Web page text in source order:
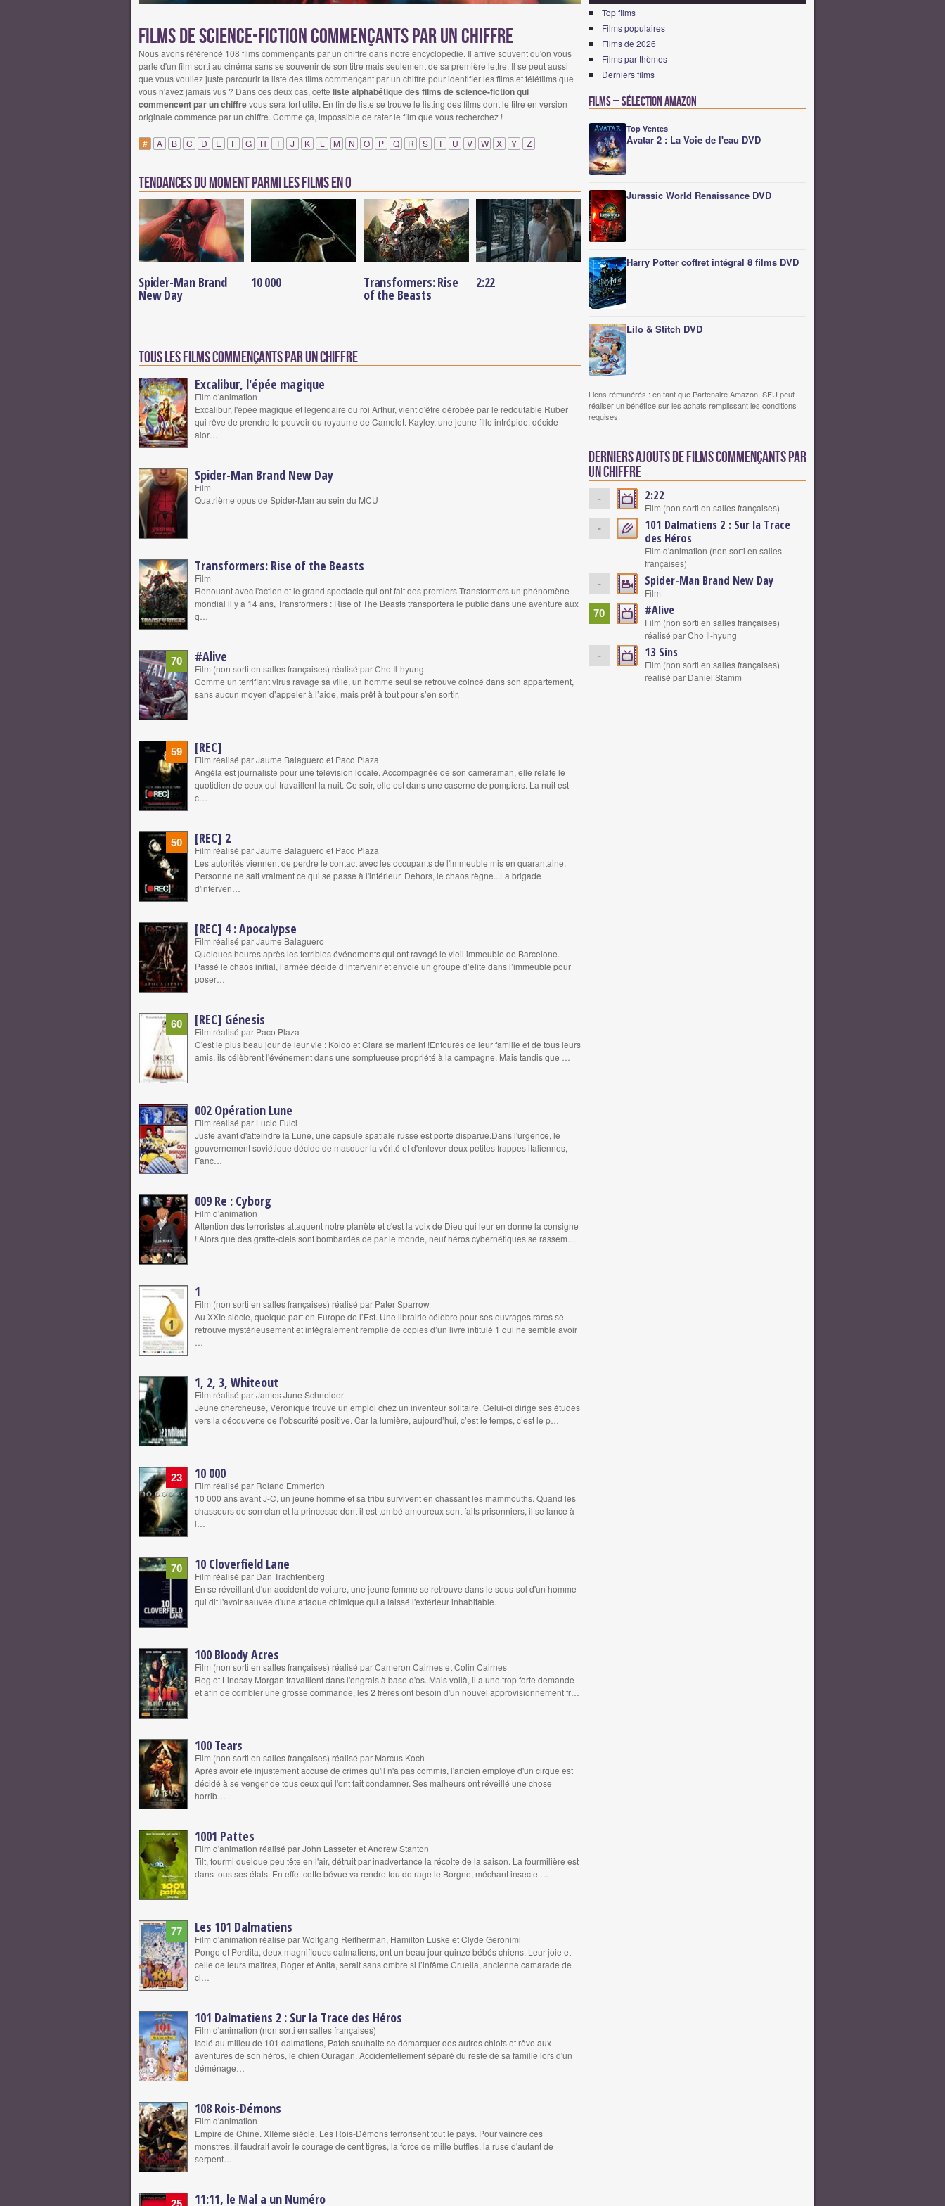
Films de science-fiction commençants par un chiffre
Nous avons référencé 108 films commençants par un chiffre dans notre encyclopédie. Il arrive souvent qu'on vous
parle d'un film sorti au cinéma sans se souvenir de son titre mais seulement de sa première lettre. Il se peut aussi
que vous vouliez juste parcourir la liste des films commençant par un chiffre pour identifier les films et téléfilms que
vous n'avez jamais vus ? Dans ces deux cas, cette liste alphabétique des films de science-fiction qui
commencent par un chiffrevous sera fort utile. En fin de liste se trouve le listing des films dont le titre en version
originale commence par un chiffre. Comme ça, impossible de rater le film que vous recherchez !
# A B C D E F G H I J K L M N O P Q R S T U V W X Y Z
Tendances du moment parmi les films en 0
Spider-Man Brand
New Day
10 000 Transformers: Rise
of the Beasts
2:22
Tous les films commençants par un chiffre
Excalibur, l'épée magique
Film d'animation
Excalibur, l'épée magique et légendaire du roi Arthur, vient d'être dérobée par le redoutable Ruber
qui rêve de prendre le pouvoir du royaume de Camelot. Kayley, une jeune fille intrépide, décide
alor…
Spider-Man Brand New Day
Film
Quatrième opus de Spider-Man au sein du MCU
Transformers: Rise of the Beasts
Film
Renouant avec l'action et le grand spectacle qui ont fait des premiers Transformers un phénomène
mondial il y a 14 ans, Transformers : Rise of The Beasts transportera le public dans une aventure aux
q…
70 #Alive
Film (non sorti en salles françaises) réalisé par Cho Il-hyung
Comme un terrifiant virus ravage sa ville, un homme seul se retrouve coincé dans son appartement,
sans aucun moyen d’appeler à l’aide, mais prêt à tout pour s’en sortir.
59 [REC]
Film réalisé par Jaume Balaguero et Paco Plaza
Angéla est journaliste pour une télévision locale. Accompagnée de son caméraman, elle relate le
quotidien de ceux qui travaillent la nuit. Ce soir, elle est dans une caserne de pompiers. La nuit est
c…
50 [REC] 2
Film réalisé par Jaume Balaguero et Paco Plaza
Les autorités viennent de perdre le contact avec les occupants de l'immeuble mis en quarantaine.
Personne ne sait vraiment ce qui se passe à l'intérieur. Dehors, le chaos règne...La brigade
d'interven…
[REC] 4 : Apocalypse
Film réalisé par Jaume Balaguero
Quelques heures après les terribles événements qui ont ravagé le vieil immeuble de Barcelone.
Passé le chaos initial, l’armée décide d’intervenir et envoie un groupe d’élite dans l’immeuble pour
poser…
60 [REC] Génesis
Film réalisé par Paco Plaza
C'est le plus beau jour de leur vie : Koldo et Clara se marient !Entourés de leur famille et de tous leurs
amis, ils célèbrent l'événement dans une somptueuse propriété à la campagne. Mais tandis que …
002 Opération Lune
Film réalisé par Lucio Fulci
Juste avant d'atteindre la Lune, une capsule spatiale russe est porté disparue.Dans l'urgence, le
gouvernement soviétique décide de masquer la vérité et d'enlever deux petites frappes italiennes,
Fanc…
009 Re : Cyborg
Film d'animation
Attention des terroristes attaquent notre planète et c'est la voix de Dieu qui leur en donne la consigne
! Alors que des gratte-ciels sont bombardés de par le monde, neuf héros cybernétiques se rassem…
1
Film (non sorti en salles françaises) réalisé par Pater Sparrow
Au XXIe siècle, quelque part en Europe de l’Est. Une librairie célèbre pour ses ouvrages rares se
retrouve mystérieusement et intégralement remplie de copies d’un livre intitulé 1 qui ne semble avoir
1, 2, 3, Whiteout
Film réalisé par James June Schneider
Jeune chercheuse, Véronique trouve un emploi chez un inventeur solitaire. Celui-ci dirige ses études
vers la découverte de l’obscurité positive. Car la lumière, aujourd’hui, c’est le temps, c’est le p…
23 10 000
Film réalisé par Roland Emmerich
10 000 ans avant J-C, un jeune homme et sa tribu survivent en chassant les mammouths. Quand les
chasseurs de son clan et la princesse dont il est tombé amoureux sont faits prisonniers, il se lance à
l…
70 10 Cloverfield Lane
Film réalisé par Dan Trachtenberg
En se réveillant d'un accident de voiture, une jeune femme se retrouve dans le sous-sol d'un homme
qui dit l'avoir sauvée d'une attaque chimique qui a laissé l'extérieur inhabitable.
100 Bloody Acres
Film (non sorti en salles françaises) réalisé par Cameron Cairnes et Colin Cairnes
Reg et Lindsay Morgan travaillent dans l'engrais à base d'os. Mais voilà, il a une trop forte demande
et afin de combler une grosse commande, les 2 frères ont besoin d'un nouvel approvisionnement fr…
100 Tears
Film (non sorti en salles françaises) réalisé par Marcus Koch
Après avoir été injustement accusé de crimes qu'il n'a pas commis, l'ancien employé d'un cirque est
décidé à se venger de tous ceux qui l'ont fait condamner. Ses malheurs ont réveillé une chose
horrib…
1001 Pattes
Film d'animation réalisé par John Lasseter et Andrew Stanton
Tilt, fourmi quelque peu tête en l'air, détruit par inadvertance la récolte de la saison. La fourmilière est
dans tous ses états. En effet cette bévue va rendre fou de rage le Borgne, méchant insecte …
77 Les 101 Dalmatiens
Film d'animation réalisé par Wolfgang Reitherman, Hamilton Luske et Clyde Geronimi
Pongo et Perdita, deux magnifiques dalmatiens, ont un beau jour quinze bébés chiens. Leur joie et
celle de leurs maîtres, Roger et Anita, serait sans ombre si l’infâme Cruella, ancienne camarade de
cl…
101 Dalmatiens 2 : Sur la Trace des Héros
Film d'animation (non sorti en salles françaises)
Isolé au milieu de 101 dalmatiens, Patch souhaite se démarquer des autres chiots et rêve aux
aventures de son héros, le chien Ouragan. Accidentellement séparé du reste de sa famille lors d'un
déménage…
108 Rois-Démons
Film d'animation
Empire de Chine. XIIème siècle. Les Rois-Démons terrorisent tout le pays. Pour vaincre ces
monstres, il faudrait avoir le courage de cent tigres, la force de mille buffles, la ruse d'autant de
serpent…
25 11:11, le Mal a un Numéro
Top films
Films populaires
Films de 2026
Films par thèmes
Derniers films
Films – Sélection Amazon
Top Ventes
Avatar 2 : La Voie de l'eau DVD
Jurassic World Renaissance DVD
Harry Potter coffret intégral 8 films DVD
Lilo & Stitch DVD
Liens rémunérés : en tant que Partenaire Amazon, SFU peut
réaliser un bénéfice sur les achats remplissant les conditions
requises.
Derniers ajouts de films commençants par
un chiffre
- 2:22
Film (non sorti en salles françaises)
-
101 Dalmatiens 2 : Sur la Trace
des Héros
Film d'animation (non sorti en salles
françaises)
-
Spider-Man Brand New Day
Film
70
#Alive
Film (non sorti en salles françaises)
réalisé par Cho Il-hyung
-
13 Sins
Film (non sorti en salles françaises)
réalisé par Daniel Stamm